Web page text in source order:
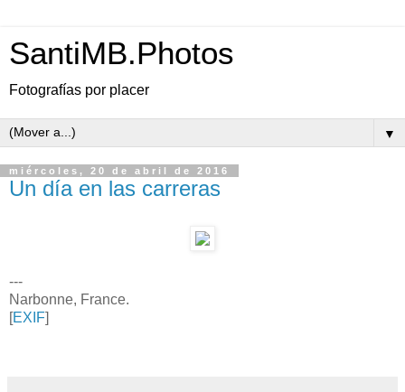
SantiMB.Photos
Fotografías por placer
▼
miércoles, 20 de abril de 2016
Un día en las carreras
---
Narbonne, France.
[EXIF]